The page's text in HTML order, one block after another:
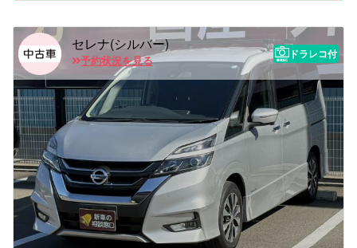
セレナ(シルバー)
予約状況を見る
ドラレコ付